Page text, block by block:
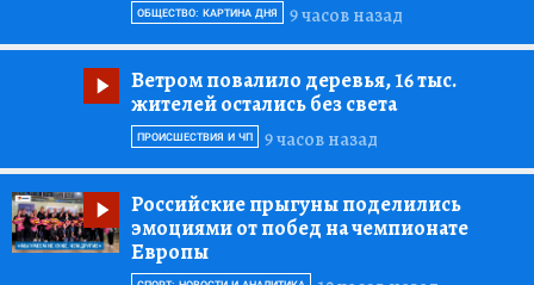
9 часов назад
ОБЩЕСТВО: КАРТИНА ДНЯ
Ветром повалило деревья, 16 тыс.
жителей остались без света
9 часов назад
ПРОИСШЕСТВИЯ И ЧП
Российские прыгуны поделились
эмоциями от побед на чемпионате
Европы